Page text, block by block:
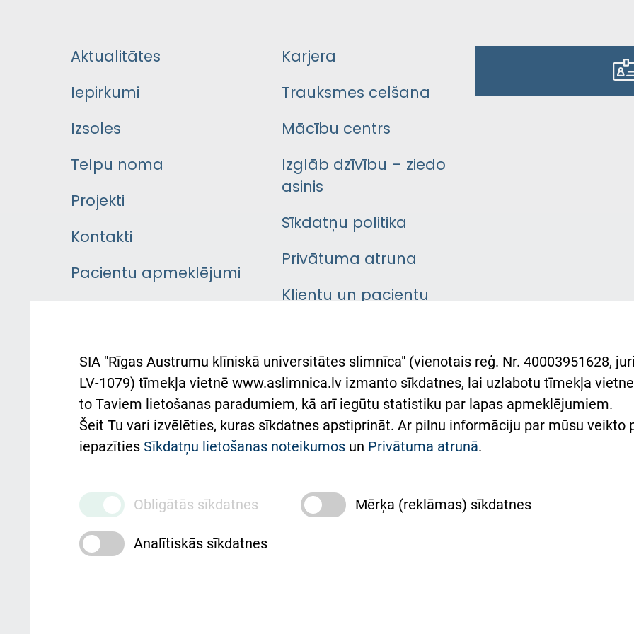
Aktualitātes
Iepirkumi
Izsoles
Telpu noma
Projekti
Kontakti
Pacientu apmeklējumi
Pacienta
atsauksmju/sūdzību
iesniegšanas kārtība
Kā pie mums nokļūt
ceļvedis
Rekvizīti un ārstniecības
Karjera
Trauksmes celšana
Mācību centrs
Izglāb dzīvību – ziedo
asinis
Sīkdatņu politika
Privātuma atruna
Klientu un pacientu
Austrumu slimnīcas
atbalsts Ukrainai
Підтримка Східної лікарні
та співпраця з Україною
SIA "Rīgas Austrumu klīniskā universitātes slimnīca" (vienotais reģ. Nr. 40003951628,
LV-1079) tīmekļa vietnē www.aslimnica.lv izmanto sīkdatnes, lai uzlabotu tīmekļa
to Taviem lietošanas paradumiem, kā arī iegūtu statistiku par lapas apmeklējumiem.
Šeit Tu vari izvēlēties, kuras sīkdatnes apstiprināt. Ar pilnu informāciju par mūsu veikto
iepazīties Sīkdatņu lietošanas noteikumos un Privātuma atrunā.
Obligātās sīkdatnes Mērķa (reklāmas) sīkdatnes
Analītiskās sīkdatnes